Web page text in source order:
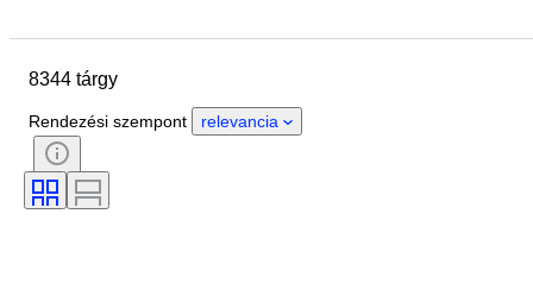
Nem
Finomság
Stílus
Vágás
Színtartomány
Ráírt méret
8344 tárgy
Rendezési szempont relevancia